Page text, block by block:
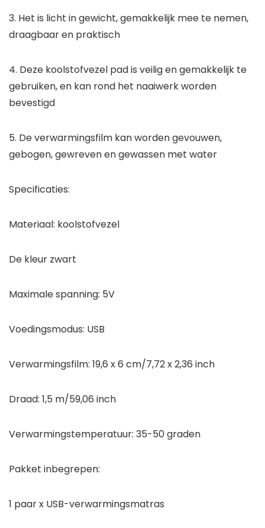
3. Het is licht in gewicht, gemakkelijk mee te nemen,
draagbaar en praktisch
4. Deze koolstofvezel pad is veilig en gemakkelijk te
gebruiken, en kan rond het naaiwerk worden
bevestigd
5. De verwarmingsfilm kan worden gevouwen,
gebogen, gewreven en gewassen met water
Specificaties:
Materiaal: koolstofvezel
De kleur zwart
Maximale spanning: 5V
Voedingsmodus: USB
Verwarmingsfilm: 19,6 x 6 cm/7,72 x 2,36 inch
Draad: 1,5 m/59,06 inch
Verwarmingstemperatuur: 35-50 graden
Pakket inbegrepen:
1 paar x USB-verwarmingsmatras